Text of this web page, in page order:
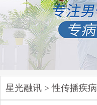
星光融讯 >性传播疾病